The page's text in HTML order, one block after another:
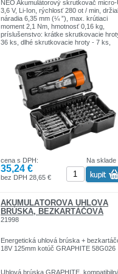
NEO Akumulátorový skrutkovač micro-
3,6 V, Li-Ion, rýchlosť 280 ot / min,
náradia 6,35 mm (¼ ”), max. krútiaci
moment 2,1 Nm, hmotnosť 0,16 kg,
príslušenstvo: krátke skrutkovacie
36 ks, dlhé skrutkovacie hroty - 7 ks,
adaptér pre vrtáky, prepojovací kábel,
plastová krabica. Napätie batérie3,6 V.
vŕtacieho skľučovadla HEX 6,35 mm.
Maximálne otáčky za minútu280 ot./
batérie Li-Ion. Rolúcie za minútu280
Maximálny krútiaci moment 2,1 Nm1.
Na sklade
cena s DPH:
35,24 €
bez DPH 28,65 €
AKUMULÁTOROVÁ UHLOVÁ
BRÚSKA, BEZKARTÁČOVÁ
21998
Energetická uhlová brúska +
18V 125mm kotúč GRAPHITE 58G026
Uhlová brúska GRAPHITE,